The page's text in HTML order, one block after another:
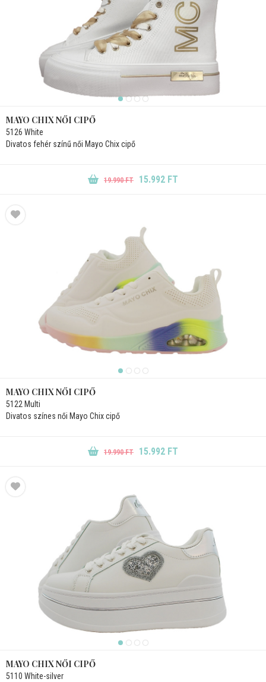
MAYO CHIX NŐI CIPŐ
5126 White
Divatos fehér színű női Mayo Chix cipő
19.990 FT 15.992 FT
MAYO CHIX NŐI CIPŐ
5122 Multi
Divatos színes női Mayo Chix cipő
19.990 FT 15.992 FT
MAYO CHIX NŐI CIPŐ
5110 White-silver